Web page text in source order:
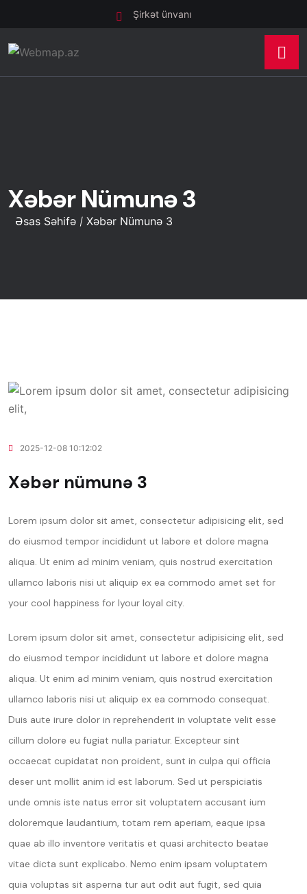
Şirkət ünvanı
Xəbər Nümunə 3
Əsas Səhifə / Xəbər Nümunə 3
2025-12-08 10:12:02
Xəbər nümunə 3
Lorem ipsum dolor sit amet, consectetur adipisicing elit, sed
do eiusmod tempor incididunt ut labore et dolore magna
aliqua. Ut enim ad minim veniam, quis nostrud exercitation
ullamco laboris nisi ut aliquip ex ea commodo amet set for
your cool happiness for lyour loyal city.
Lorem ipsum dolor sit amet, consectetur adipisicing elit, sed
do eiusmod tempor incididunt ut labore et dolore magna
aliqua. Ut enim ad minim veniam, quis nostrud exercitation
ullamco laboris nisi ut aliquip ex ea commodo consequat.
Duis aute irure dolor in reprehenderit in voluptate velit esse
cillum dolore eu fugiat nulla pariatur. Excepteur sint
occaecat cupidatat non proident, sunt in culpa qui officia
deser unt mollit anim id est laborum. Sed ut perspiciatis
unde omnis iste natus error sit voluptatem accusant ium
doloremque laudantium, totam rem aperiam, eaque ipsa
quae ab illo inventore veritatis et quasi architecto beatae
vitae dicta sunt explicabo. Nemo enim ipsam voluptatem
quia voluptas sit asperna tur aut odit aut fugit, sed quia